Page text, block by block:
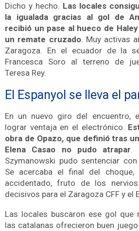
Dicho y hecho. Las locales
la igualada gracias al gol de
recibió un pase al hueco de
un remate cruzado. Muy activas
Zaragoza. En el ecuador de la
Francesca Soro al terreno de
Teresa Rey.
El Espanyol se lleva el
En un nuevo giro del encuentro,
lograr ventaja en el electrónico.
obra de Opazo, que definió tras
Elena Casao no pudo atrapar.
Szymanowski pudo sentenciar
Se acercaba el final del
accidentado, fruto de los
decisivos para el Zaragoza CFF y el
Las locales buscaron ese gol que
las catalanas ofrecieron buen